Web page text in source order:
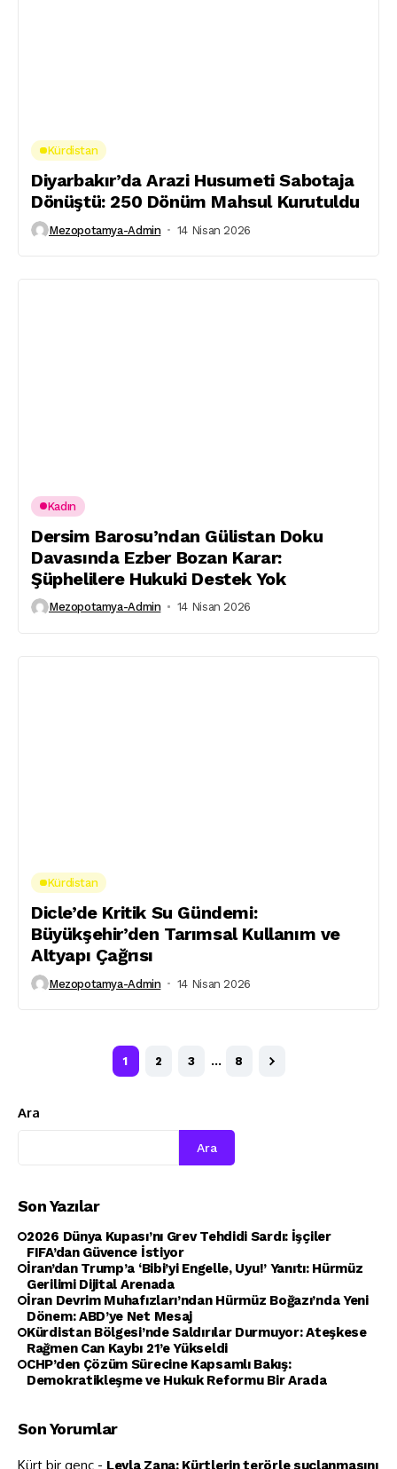
Kürdistan
Diyarbakır’da Arazi Husumeti Sabotaja
Dönüştü: 250 Dönüm Mahsul Kurutuldu
Mezopotamya-Admin 14 Nisan 2026
Kadın
Dersim Barosu’ndan Gülistan Doku
Davasında Ezber Bozan Karar:
Şüphelilere Hukuki Destek Yok
Mezopotamya-Admin 14 Nisan 2026
Kürdistan
Dicle’de Kritik Su Gündemi:
Büyükşehir’den Tarımsal Kullanım ve
Altyapı Çağrısı
Mezopotamya-Admin 14 Nisan 2026
1 2 3 … 8
Ara
Ara
Son Yazılar
2026 Dünya Kupası’nı Grev Tehdidi Sardı: İşçiler
FIFA’dan Güvence İstiyor
İran’dan Trump’a ‘Bibi’yi Engelle, Uyu!’ Yanıtı: Hürmüz
Gerilimi Dijital Arenada
İran Devrim Muhafızları’ndan Hürmüz Boğazı’nda Yeni
Dönem: ABD’ye Net Mesaj
Kürdistan Bölgesi’nde Saldırılar Durmuyor: Ateşkese
Rağmen Can Kaybı 21’e Yükseldi
CHP’den Çözüm Sürecine Kapsamlı Bakış:
Demokratikleşme ve Hukuk Reformu Bir Arada
Son Yorumlar
Kürt bir genç - Leyla Zana: Kürtlerin terörle suçlanmasını